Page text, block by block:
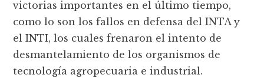
victorias importantes en el último tiempo,
como lo son los fallos en defensa del INTA y
el INTI, los cuales frenaron el intento de
desmantelamiento de los organismos de
tecnología agropecuaria e industrial.